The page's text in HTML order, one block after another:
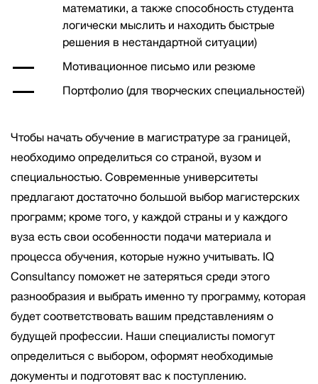
математики, а также способность студента
логически мыслить и находить быстрые
решения в нестандартной ситуации)
Мотивационное письмо или резюме
Портфолио (для творческих специальностей)
Чтобы начать обучение в магистратуре за границей,
необходимо определиться со страной, вузом и
специальностью. Современные университеты
предлагают достаточно большой выбор магистерских
программ; кроме того, у каждой страны и у каждого
вуза есть свои особенности подачи материала и
процесса обучения, которые нужно учитывать. IQ
Consultancy поможет не затеряться среди этого
разнообразия и выбрать именно ту программу, которая
будет соответствовать вашим представлениям о
будущей профессии. Наши специалисты помогут
определиться с выбором, оформят необходимые
документы и подготовят вас к поступлению.